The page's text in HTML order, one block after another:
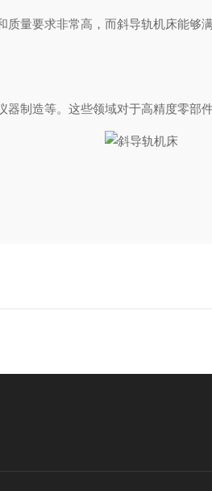
要求非常高，而斜导轨机床能够
造等。这些领域对于高精度零部